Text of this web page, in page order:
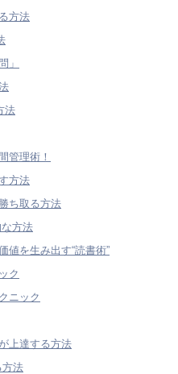
方法
」
法
管理術！
方法
ち取る方法
な方法
値を生み出す“読書術”
ク
ニック
上達する方法
方法